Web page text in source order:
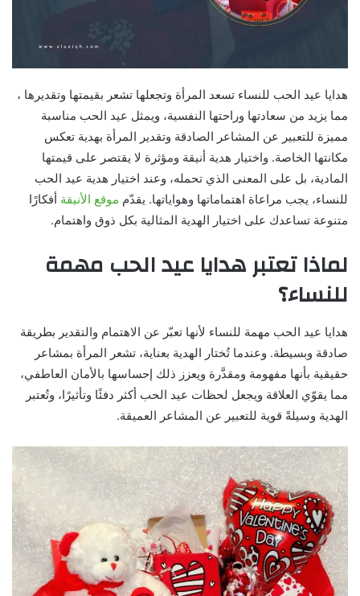
هدايا عيد الحب للنساء تسعد المرأة وتجعلها تشعر بقيمتها وتقديرها ،
مما يزيد من سعادتها وراحتها النفسية، ويمثل عيد الحب مناسبة
مميزة للتعبير عن المشاعر الصادقة وتقدير المرأة بهدية تعكس
مكانتها الخاصة. واختيار هدية أنيقة ومؤثرة لا يقتصر على قيمتها
المادية، بل على المعنى الذي تحمله، وعند اختيار هدية عيد الحب
للنساء، يجب مراعاة اهتماماتها وهواياتها. يقدّم موقع الأنيقة أفكارًا
متنوعة تساعدك على اختيار الهدية المثالية بكل ذوق واهتمام.
لماذا تعتبر هدايا عيد الحب مهمة
للنساء؟
هدايا عيد الحب مهمة للنساء لأنها تعبّر عن الاهتمام والتقدير بطريقة
صادقة وبسيطة. وعندما تُختار الهدية بعناية، تشعر المرأة بمشاعر
حقيقية بأنها مفهومة ومقدَّرة ويعزز ذلك إحساسها بالأمان العاطفي،
مما يقوّي العلاقة ويجعل لحظات عيد الحب أكثر دفئًا وتأثيرًا، وتُعتبر
الهدية وسيلةً قوية للتعبير عن المشاعر العميقة.